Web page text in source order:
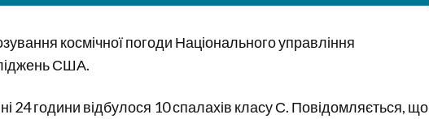
космічної погоди Національного управління
США.
24 години відбулося 10 спалахів класу С. Повідомляється, що